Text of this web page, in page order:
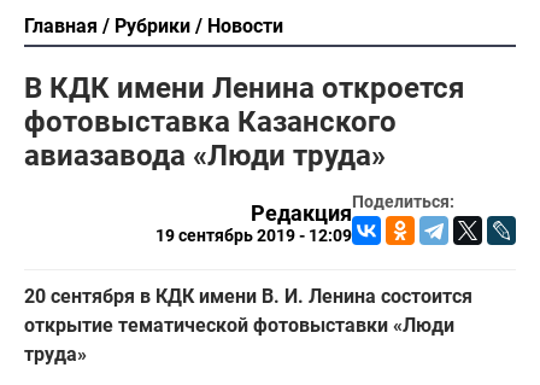
Главная Рубрики Новости
В КДК имени Ленина откроется
фотовыставка Казанского
авиазавода «Люди труда»
Поделиться:
Редакция
19 сентябрь 2019 - 12:09
20 сентября в КДК имени В. И. Ленина состоится
открытие тематической фотовыставки «Люди
труда»